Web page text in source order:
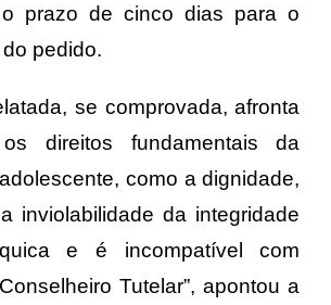
o prazo de cinco dias para o
pedido.
se comprovada, afronta
os direitos fundamentais da
como a dignidade,
inviolabilidade da integridade
e é incompatível com
Tutelar”, apontou a